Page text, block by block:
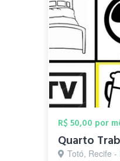
R$ 50,00 por
Totó, Recife -